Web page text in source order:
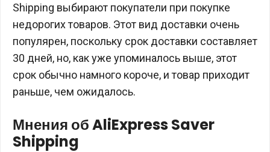
Shipping выбирают покупатели при покупке
недорогих товаров. Этот вид доставки очень
популярен, поскольку срок доставки составляет
30 дней, но, как уже упоминалось выше, этот
срок обычно намного короче, и товар приходит
раньше, чем ожидалось.
Мнения об AliExpress Saver
Shipping